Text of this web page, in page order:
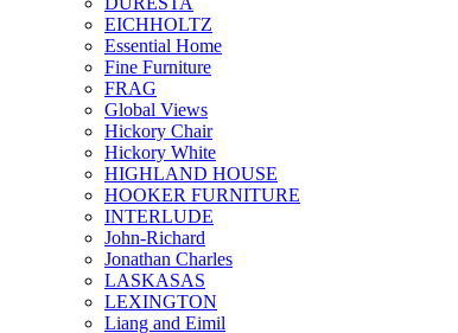
EICHHOLTZ
Essential Home
Fine Furniture
FRAG
Global Views
Hickory Chair
Hickory White
HIGHLAND HOUSE
HOOKER FURNITURE
INTERLUDE
John-Richard
Jonathan Charles
LASKASAS
LEXINGTON
Liang and Eimil